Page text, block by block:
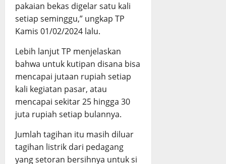
pakaian bekas digelar satu kali
setiap seminggu,” ungkap TP
Kamis 01/02/2024 lalu.
Lebih lanjut TP menjelaskan
bahwa untuk kutipan disana bisa
mencapai jutaan rupiah setiap
kali kegiatan pasar, atau
mencapai sekitar 25 hingga 30
juta rupiah setiap bulannya.
Jumlah tagihan itu masih diluar
tagihan listrik dari pedagang
yang setoran bersihnya untuk si